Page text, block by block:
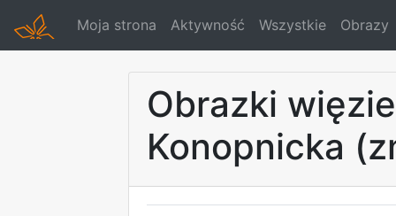
Moja strona Aktywność Wszystkie Obrazy
Obrazki
Konopnicka